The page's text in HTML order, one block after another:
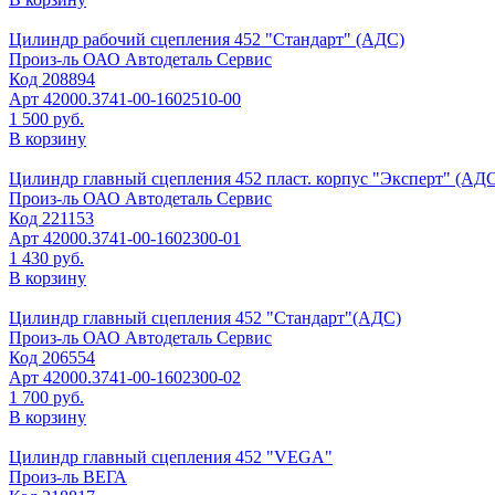
Цилиндр рабочий сцепления 452 "Стандарт" (АДС)
Произ-ль ОАО Автодеталь Сервис
Код 208894
Арт 42000.3741-00-1602510-00
1 500 руб.
В корзину
Цилиндр главный сцепления 452 пласт. корпус "Эксперт"
Произ-ль ОАО Автодеталь Сервис
Код 221153
Арт 42000.3741-00-1602300-01
1 430 руб.
В корзину
Цилиндр главный сцепления 452 "Стандарт"(АДС)
Произ-ль ОАО Автодеталь Сервис
Код 206554
Арт 42000.3741-00-1602300-02
1 700 руб.
В корзину
Цилиндр главный сцепления 452 "VEGA"
Произ-ль ВЕГА